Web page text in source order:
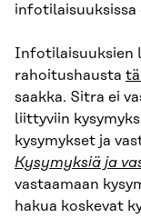
Infotilaisuuksien
rahoitushausta
saakka. Sitra ei
liittyviin
kysymykset ja
Kysymyksiä ja
vastaamaan
hakua koskevat